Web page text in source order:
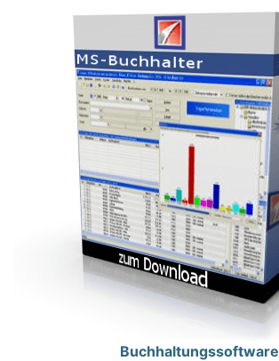
Buchhaltungssoftware